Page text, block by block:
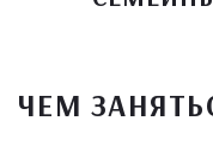
ЧЕМ